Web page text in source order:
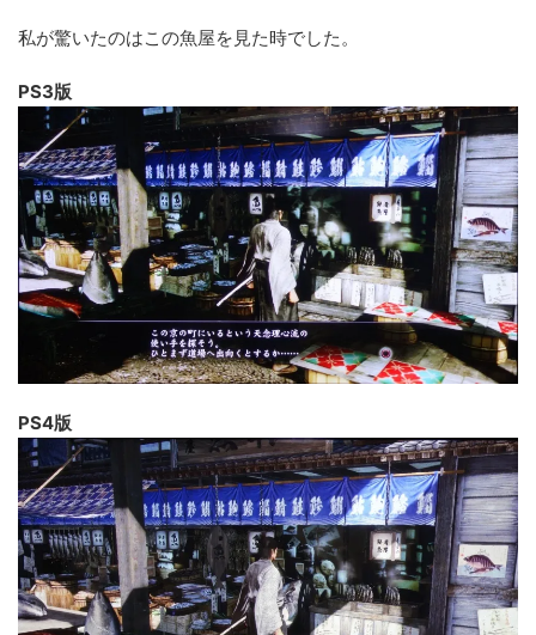
私が驚いたのはこの魚屋を見た時でした。
PS3版
PS4版